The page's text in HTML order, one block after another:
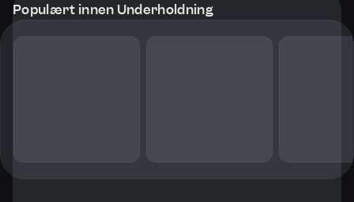
Populært innen Underholdning